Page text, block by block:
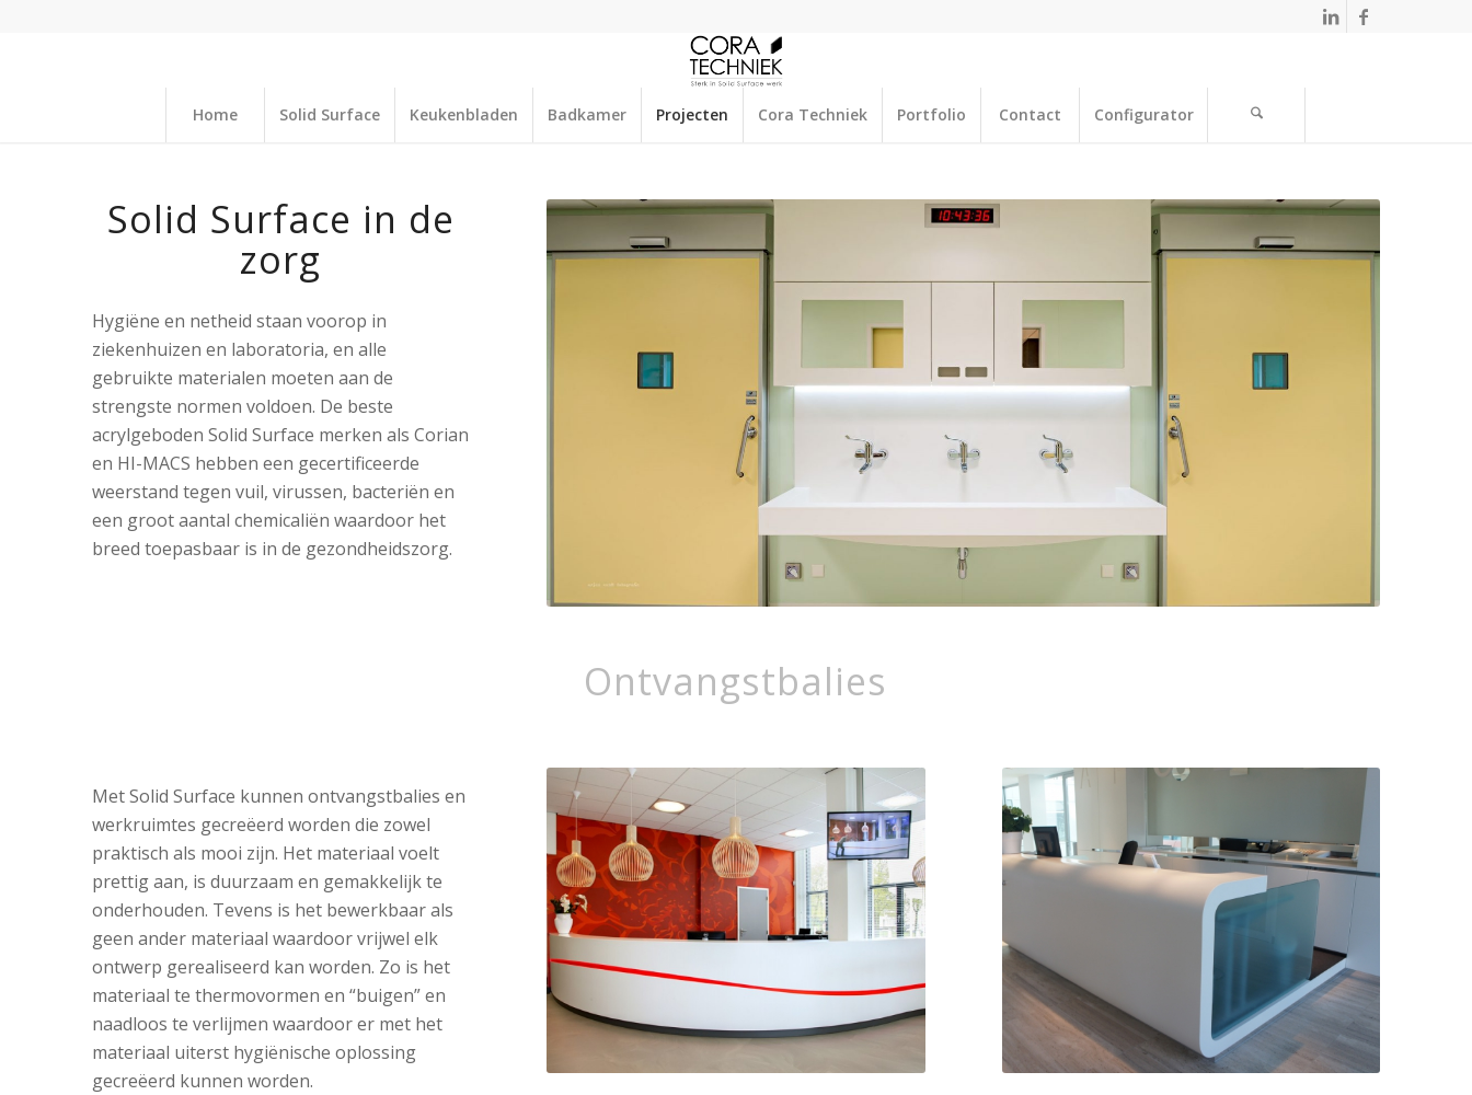
Home Solid Surface Keukenbladen Badkamer Projecten Cora Techniek Portfolio Contact Configurator
Solid Surface in de
zorg
Hygiëne en netheid staan voorop in
ziekenhuizen en laboratoria, en alle
gebruikte materialen moeten aan de
strengste normen voldoen. De beste
acrylgeboden Solid Surface merken als Corian
en HI-MACS hebben een gecertificeerde
weerstand tegen vuil, virussen, bacteriën en
een groot aantal chemicaliën waardoor het
breed toepasbaar is in de gezondheidszorg.
Ontvangstbalies
Met Solid Surface kunnen ontvangstbalies en
werkruimtes gecreëerd worden die zowel
praktisch als mooi zijn. Het materiaal voelt
prettig aan, is duurzaam en gemakkelijk te
onderhouden. Tevens is het bewerkbaar als
geen ander materiaal waardoor vrijwel elk
ontwerp gerealiseerd kan worden. Zo is het
materiaal te thermovormen en “buigen” en
naadloos te verlijmen waardoor er met het
materiaal uiterst hygiënische oplossing
gecreëerd kunnen worden.